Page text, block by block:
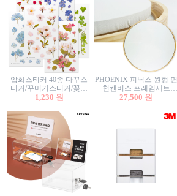
압화스티커 40종 다꾸스
티커/꾸미기스티커/꽃스
티커/압화꽃책갈피/팬시
1,230 원
PHOENIX 피닉스 원형 면
천캔버스 프레임세트
30cm/원형캔버스/플로팅
27,500 원